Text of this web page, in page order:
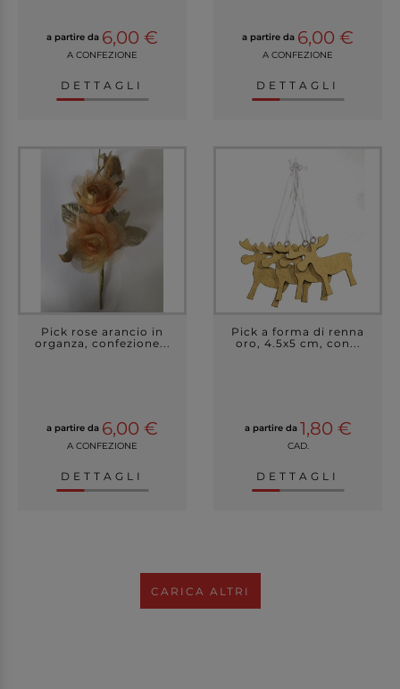
a partire da 6,00 €
A CONFEZIONE
DETTAGLI
a partire da 6,00 €
A CONFEZIONE
DETTAGLI
Pick rose arancio in
organza, confezione...
a partire da 6,00 €
A CONFEZIONE
DETTAGLI
Pick a forma di renna
oro, 4.5x5 cm, con...
a partire da 1,80 €
CAD.
DETTAGLI
CARICA ALTRI